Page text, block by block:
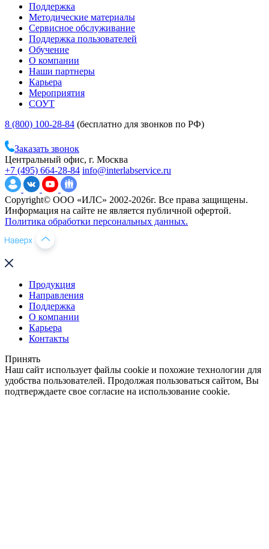
Поддержка
Методические материалы
Сервисное обслуживание
Поддержка пользователей
Обучение
О компании
Наши партнеры
Карьера
Мероприятия
СОУТ
8 (800) 100-28-84 (бесплатно для звонков по РФ)
Заказать звонок
Центральный офис, г. Москва
+7 (495) 664-28-84 info@interlabservice.ru
Copyright© ООО «ИЛС» 2002-2026г. Все права защищены.
Информация на сайте не является публичной офертой.
Политика обработки персональных данных.
Продукция
Направления
Поддержка
О компании
Карьера
Контакты
Принять
Наш сайт использует файлы cookie и похожие технологии для
удобства пользователей. Продолжая пользоваться сайтом, Вы
подтверждаете свое согласие на использование cookie.